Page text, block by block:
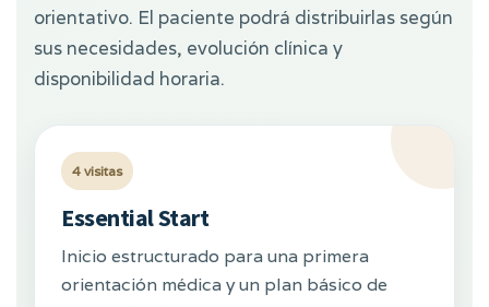
orientativo. El paciente podrá distribuirlas según
sus necesidades, evolución clínica y
disponibilidad horaria.
4 visitas
Essential Start
Inicio estructurado para una primera
orientación médica y un plan básico de